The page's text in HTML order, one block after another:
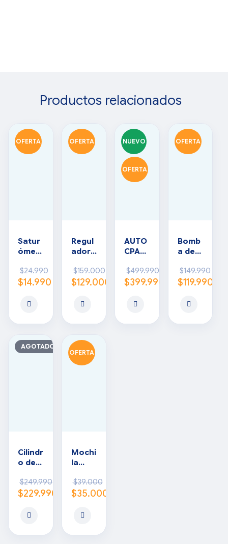
Productos relacionados
OFERTA
Satur
ómetr
dedo
adult
garan
o
$24.990
$14.990
OFERTA
Regul
ador
oxíge
no
dar
$159.000
$129.000
NUEVO
OFERTA
AUTO
CPAP
CON
ACCE
OS
$499.990
$399.990
OFERTA
Bomb
a de
ción
$149.990
$119.990
AGOTADO
Cilindr
o de
no
10m
$249.990
$229.990
OFERTA
Mochi
la
cilindr
o
$39.000
$35.000